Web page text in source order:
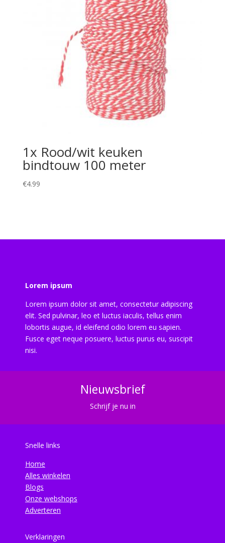
1x Rood/wit keuken
bindtouw 100 meter
€4.99
Lorem ipsum
Lorem ipsum dolor sit amet, consectetur adipiscing
elit. Sed pulvinar, leo et luctus iaculis, tellus enim
lobortis augue, id eleifend odio lorem eu sapien.
Fusce eget neque posuere, luctus purus eu, suscipit
nisi.
Nieuwsbrief
Schrijf je nu in
Snelle links
Home
Alles winkelen
Blogs
Onze webshops
Adverteren
Verklaringen